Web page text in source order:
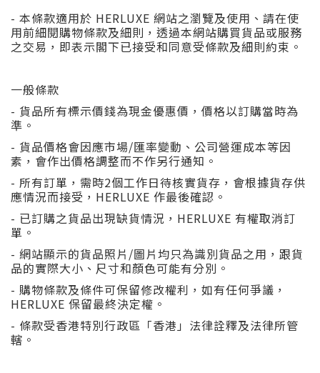
- 本條款適用於 HERLUXE 網站之瀏覽及使用、請在使
用前細閱購物條款及細則，透過本網站購買貨品或服務
之交易，即表示閣下已接受和同意受條款及細則約束。
一般條款
- 貨品所有標示價錢為現金優惠價，價格以訂購當時為
準。
- 貨品價格會因應市場/匯率變動、公司營運成本等因
素，會作出價格調整而不作另行通知。
- 所有訂單，需時2個工作日待核實貨存，會根據貨存供
應情況而接受，HERLUXE 作最後確認。
- 已訂購之貨品出現缺貨情況，HERLUXE 有權取消訂
單。
- 網站顯示的貨品照片/圖片均只為識別貨品之用，跟貨
品的實際大小、尺寸和顏色可能有分別。
- 購物條款及條件可保留修改權利，如有任何爭議，
HERLUXE 保留最終決定權。
- 條款受香港特別行政區「香港」法律詮釋及法律所管
轄。